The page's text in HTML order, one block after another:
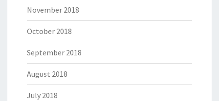
November 2018
October 2018
September 2018
August 2018
July 2018